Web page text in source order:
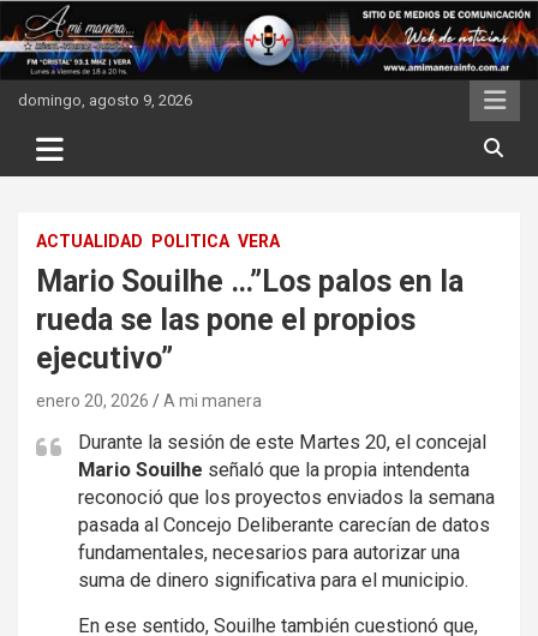
to
content
domingo, agosto 9, 2026
ACTUALIDAD POLITICA VERA
Mario Souilhe …”Los palos en la
rueda se las pone el propios
ejecutivo”
enero 20, 2026 A mi manera
Durante la sesión de este Martes 20, el concejal
Mario Souilhe señaló que la propia intendenta
reconoció que los proyectos enviados la semana
pasada al Concejo Deliberante carecían de datos
fundamentales, necesarios para autorizar una
suma de dinero significativa para el municipio.
En ese sentido, Souilhe también cuestionó que,